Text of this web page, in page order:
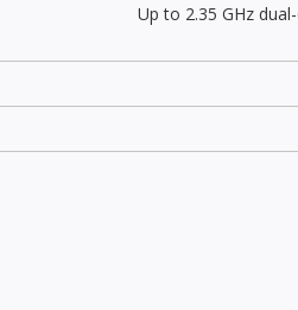
Up to 2.35 GHz